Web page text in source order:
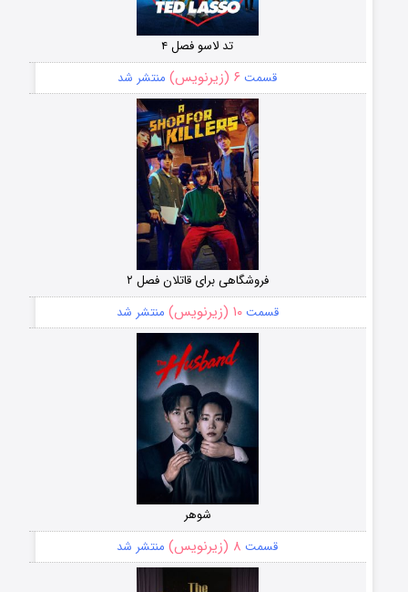
تد لاسو فصل ۴
قسمت ۶ (زیرنویس) منتشر شد
فروشگاهی برای قاتلان فصل ۲
قسمت۱۰ (زیرنویس) منتشر شد
شوهر
قسمت ۸ (زیرنویس) منتشر شد